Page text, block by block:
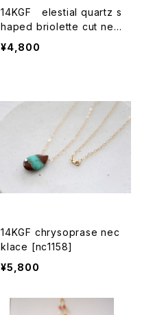
14KGF elestial quartz s
haped briolette cut nec
klace[nc1173]
¥4,800
14KGF chrysoprase nec
klace [nc1158]
¥5,800